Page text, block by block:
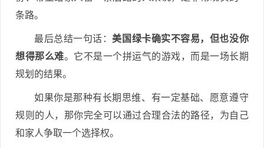
条路。
最后总结一句话： 美国绿卡确实不容易，但也没你
想得那么难。它不是一个拼运气的游戏，而是一场长期
规划的结果。
如果你是那种有长期思维、有一定基础、愿意遵守
规则的人，那你完全可以通过合理合法的路径，为自己
和家人争取一个选择权。